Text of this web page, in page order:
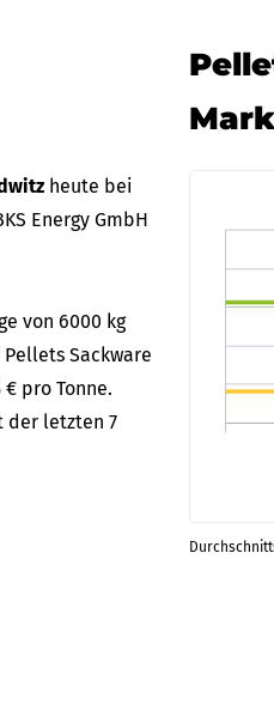
heute bei
Energy GmbH
von 6000 kg
Sackware
pro Tonne.
der letzten 7